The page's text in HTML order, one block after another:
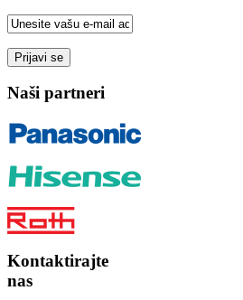
Naši partneri
Kontaktirajte
nas